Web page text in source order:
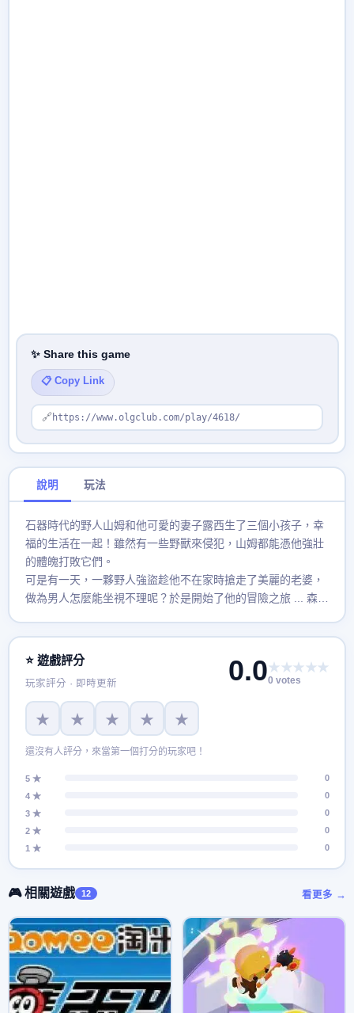
✨ Share this game
📋 Copy Link
🔗 https://www.olgclub.com/play/4618/
說明 玩法
石器時代的野人山姆和他可愛的妻子露西生了三個小孩子，幸
福的生活在一起！雖然有一些野獸來侵犯，山姆都能憑他強壯
的體魄打敗它們。
可是有一天，一夥野人強盜趁他不在家時搶走了美麗的老婆，
做為男人怎麼能坐視不理呢？於是開始了他的冒險之旅 ... 森
⭐ 遊戲評分
玩家評分 · 即時更新 0.0★★★★★
0 votes
★ ★ ★ ★ ★
還沒有人評分，來當第一個打分的玩家吧！
5 ★
0
4 ★
0
3 ★
0
2 ★
0
1 ★
0
🎮 相關遊戲 12 看更多 →